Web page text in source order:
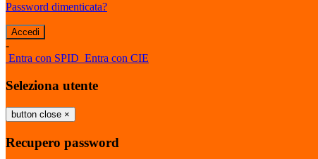
Password dimenticata?
-
Entra con SPID Entra con CIE
Seleziona utente
button close ×
Recupero password